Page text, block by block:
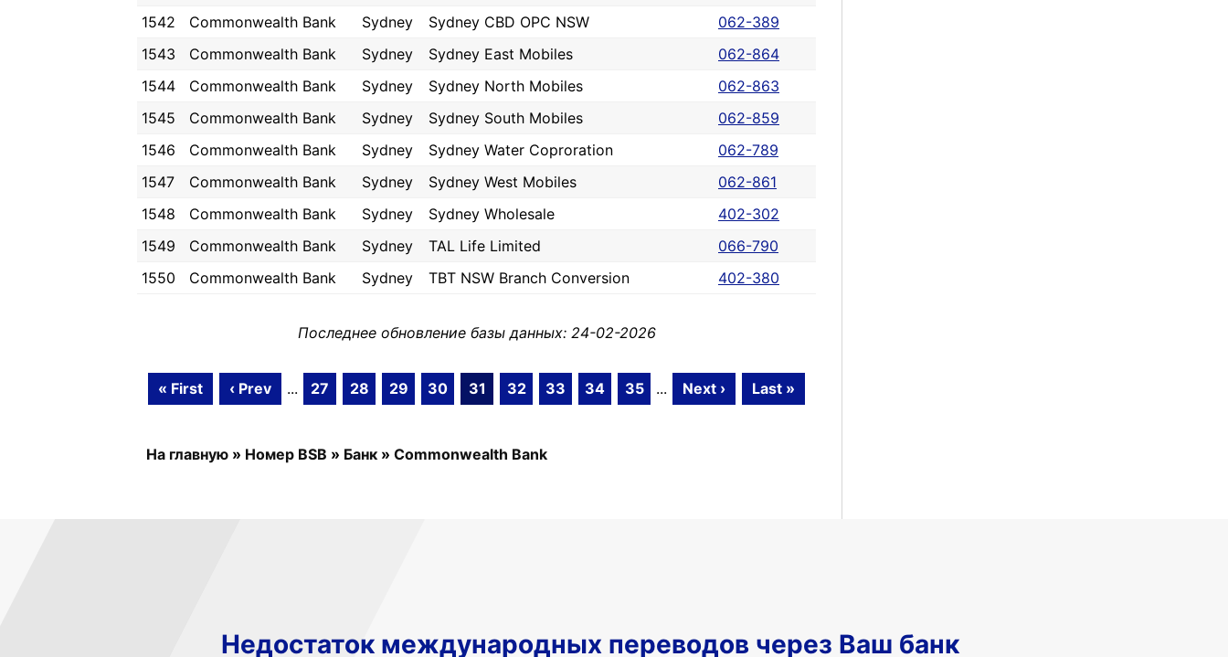
1542
Commonwealth Bank Sydney Sydney CBD OPC NSW
062-389
1543
Commonwealth Bank Sydney Sydney East Mobiles
062-864
1544
Commonwealth Bank Sydney Sydney North Mobiles
062-863
1545
Commonwealth Bank Sydney Sydney South Mobiles
062-859
1546
Commonwealth Bank Sydney Sydney Water Coproration
062-789
1547
Commonwealth Bank Sydney Sydney West Mobiles
062-861
1548
Commonwealth Bank Sydney Sydney Wholesale
402-302
1549
Commonwealth Bank Sydney TAL Life Limited
066-790
1550
Commonwealth Bank Sydney TBT NSW Branch Conversion 402-380
Последнее обновление базы данных: 24-02-2026
« First ‹ Prev ... 27 28 29 30 31 32 33 34 35 ... Next › Last »
На главную » Номер BSB » Банк » Commonwealth Bank
Недостаток международных переводов через Ваш банк